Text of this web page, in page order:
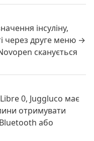
інсуліну,
через друге меню →
сканується
0, Juggluco має
отримувати
або